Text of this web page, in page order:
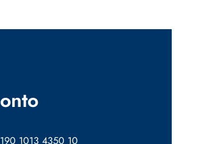
1013 4350 10